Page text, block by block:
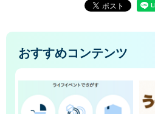
おすすめコンテンツ